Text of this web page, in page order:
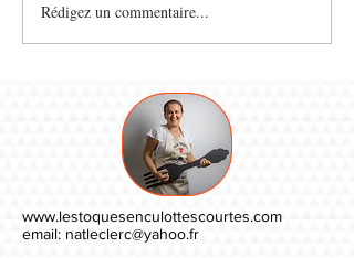
Rédigez un commentaire...
www.lestoquesenculottescourtes.com
email: natleclerc@yahoo.fr